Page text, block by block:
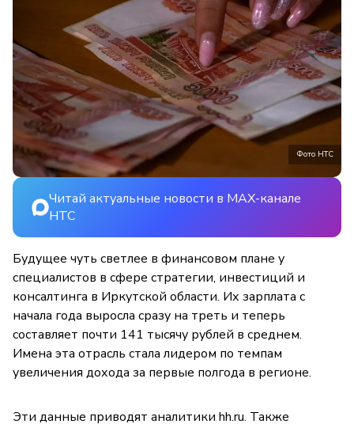
Фото НТС
Читай актуальные новости в MAX-канале
НТС
Будущее чуть светлее в финансовом плане у
специалистов в сфере стратегии, инвестиций и
консалтинга в Иркутской области. Их зарплата с
начала года выросла сразу на треть и теперь
составляет почти 141 тысячу рублей в среднем.
Имена эта отрасль стала лидером по темпам
увеличения дохода за первые полгода в регионе.
Эти данные приводят аналитики hh.ru. Также